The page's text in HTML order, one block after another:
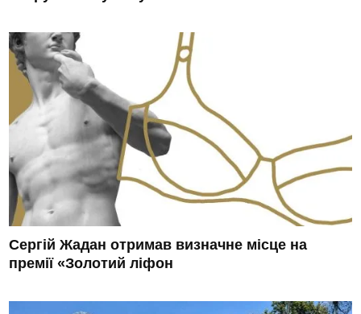
Сергій Жадан отримав визначне місце на
премії «Золотий ліфон